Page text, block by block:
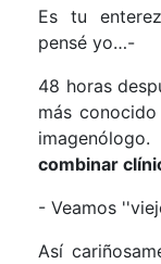
Es tu
pensé yo…-
48 horas
más
combinar
- Veamos
Así